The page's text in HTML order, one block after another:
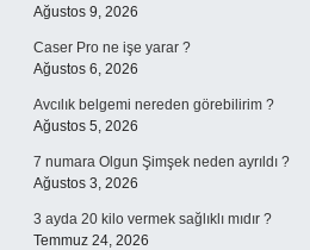
Ağustos 9, 2026
Caser Pro ne işe yarar ?
Ağustos 6, 2026
Avcılık belgemi nereden görebilirim ?
Ağustos 5, 2026
7 numara Olgun Şimşek neden ayrıldı ?
Ağustos 3, 2026
3 ayda 20 kilo vermek sağlıklı mıdır ?
Temmuz 24, 2026